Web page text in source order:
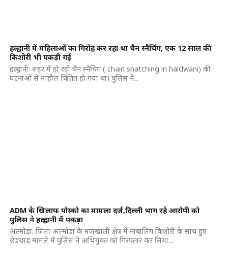
हल्द्वानी में महिलाओं का गिरोह कर रहा था चैन स्नैचिंग, एक 12 साल की
किशोरी भी पकड़ी गई
हल्द्वानी: शहर में हो रही चैन स्नैचिंग ( chain snatching in haldwani) की
घटनाओं से माहौल चिंतित हो गया था। पुलिस ने...
ADM के खिलाफ पोस्को का मामला दर्ज,दिल्ली भाग रहे आरोपी को
पुलिस ने हल्द्वानी में पकड़ा
अल्मोड़ा: जिला अल्मोड़ा के मजखाली क्षेत्र में नाबालिग किशोरी के साथ हुए
छेड़छाड़ मामले में पुलिस ने अभियुक्त को गिरफ्तार कर लिया...